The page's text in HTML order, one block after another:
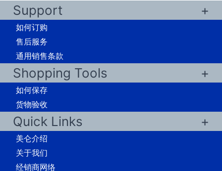
Support
如何订购
售后服务
通用销售条款
Shopping Tools
如何保存
货物验收
Quick Links
美仑介绍
关于我们
经销商网络